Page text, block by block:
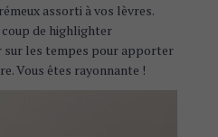
assorti à vos lèvres.
de highlighter
sur les tempes pour apporter
Vous êtes rayonnante !